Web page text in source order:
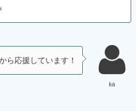
ka
ら応援しています！